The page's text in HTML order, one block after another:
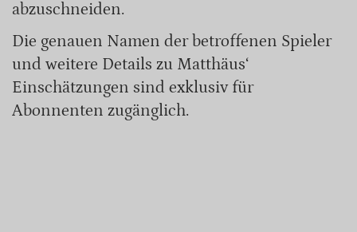
abzuschneiden.
Die genauen Namen der betroffenen Spieler
und weitere Details zu Matthäus‘
Einschätzungen sind exklusiv für
Abonnenten zugänglich.